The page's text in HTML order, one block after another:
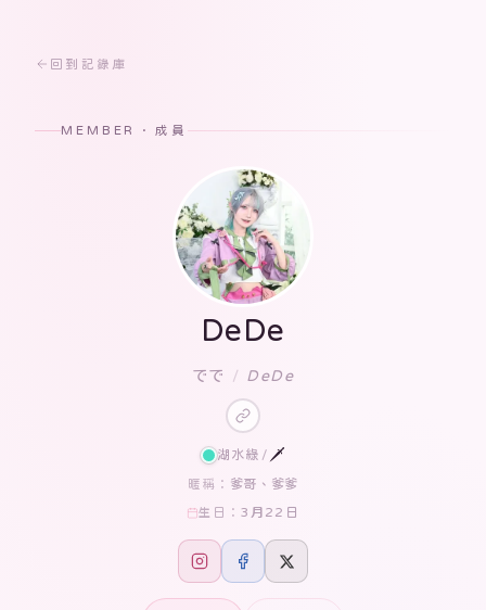
回到記錄庫
MEMBER · 成員
DeDe
でで / DeDe
湖水綠 / 🗡
暱稱： 爹哥、爹爹
生日： 3月22日